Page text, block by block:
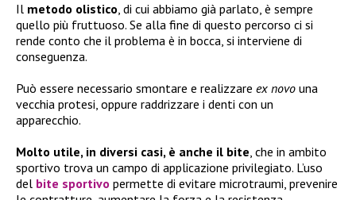
Il metodo olistico, di cui abbiamo già parlato, è sempre
quello più fruttuoso. Se alla fine di questo percorso ci si
rende conto che il problema è in bocca, si interviene di
conseguenza.
Può essere necessario smontare e realizzare ex novo una
vecchia protesi, oppure raddrizzare i denti con un
apparecchio.
Molto utile, in diversi casi, è anche il bite, che in ambito
sportivo trova un campo di applicazione privilegiato. L’uso
del bite sportivo permette di evitare microtraumi, prevenire